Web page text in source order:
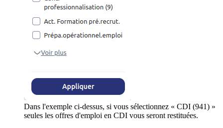
Dans l'exemple ci-dessus, si vous sélectionnez « CDI (941) »
seules les offres d'emploi en CDI vous seront restituées.